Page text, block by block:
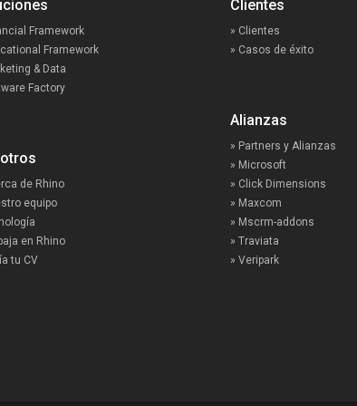
Framework
Framework
& Data
Factory
de Rhino
equipo
en Rhino
tu CV
Clientes
» Clientes
» Casos de éxito
Alianzas
» Partners y Alianzas
» Microsoft
» Click Dimensions
» Maxcom
» Mscrm-addons
» Traviata
» Veripark